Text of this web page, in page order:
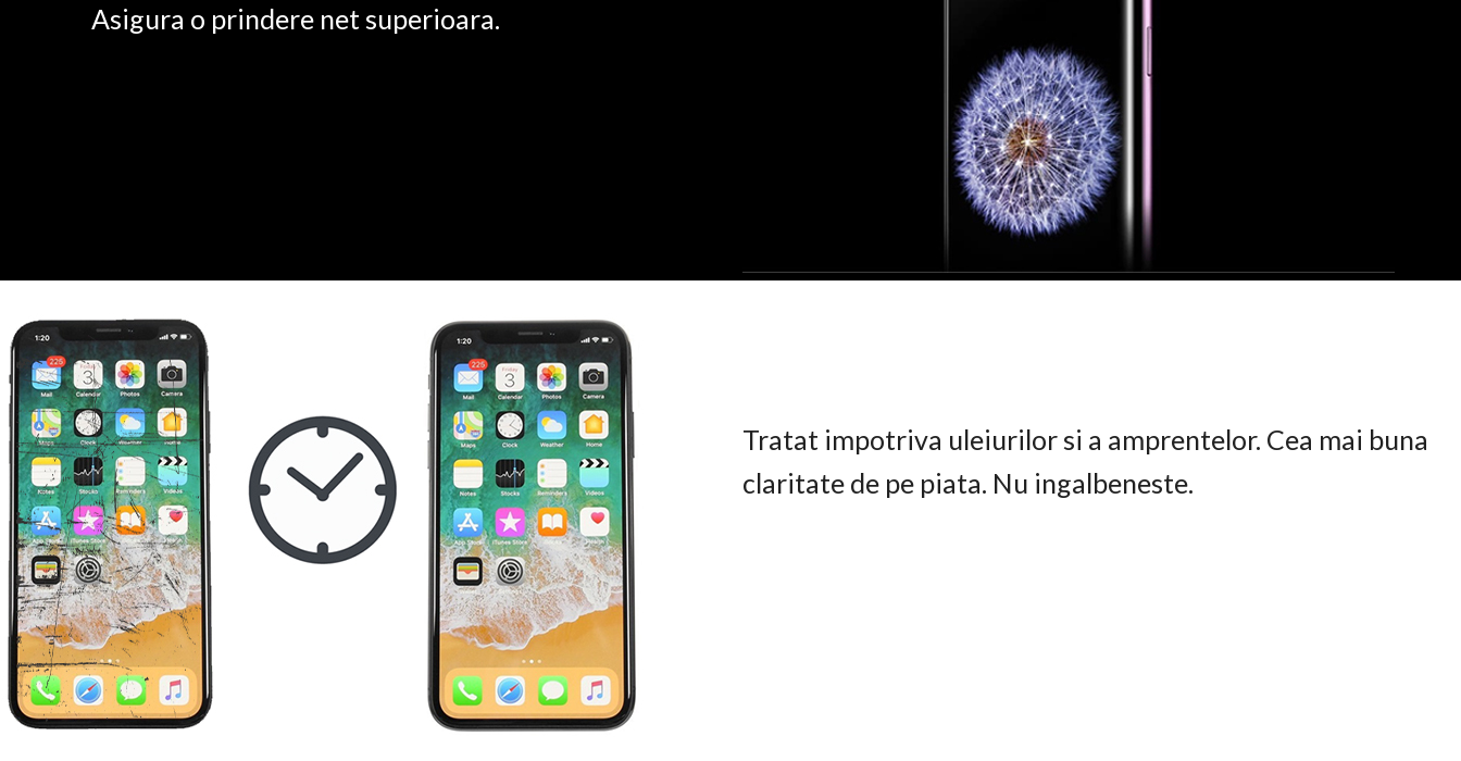
Asigura o prindere net superioara.
Tratat impotriva uleiurilor si a amprentelor. Cea mai buna
claritate de pe piata. Nu ingalbeneste.